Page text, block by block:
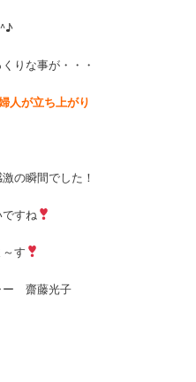
りな事が・・・
人が立ち上がり
の瞬間でした！
すね
す
ー 齋藤光子